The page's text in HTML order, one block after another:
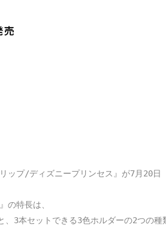
売
ップ/ディズニープリンセス』が7月20日
の特長は、
3本セットできる3色ホルダーの2つの種